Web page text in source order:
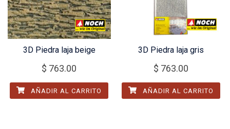
3D Piedra laja beige
$ 763.00
AÑADIR AL CARRITO
3D Piedra laja gris
$ 763.00
AÑADIR AL CARRITO